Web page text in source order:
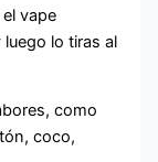
vape
lo tiras al
como
coco,